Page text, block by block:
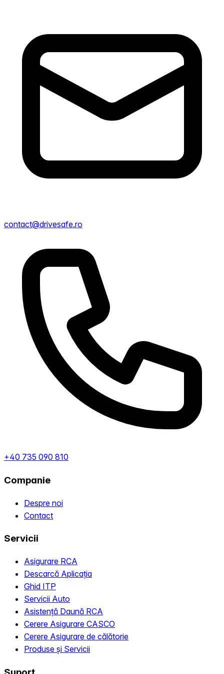
contact@drivesafe.ro
+40 735 090 810
Companie
Despre noi
Contact
Servicii
Asigurare RCA
Descarcă Aplicația
Ghid ITP
Servicii Auto
Asistență Daună RCA
Cerere Asigurare CASCO
Cerere Asigurare de călătorie
Produse și Servicii